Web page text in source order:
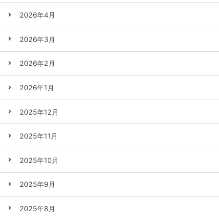
2026年4月
2026年3月
2026年2月
2026年1月
2025年12月
2025年11月
2025年10月
2025年9月
2025年8月